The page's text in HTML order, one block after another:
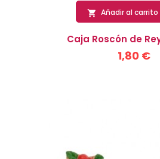
 Añadir al carrito
Caja Roscón de
1,80 €